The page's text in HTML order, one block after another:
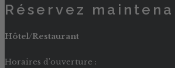
Réservez
Hôtel/Restaurant
Horaires d'ouverture :